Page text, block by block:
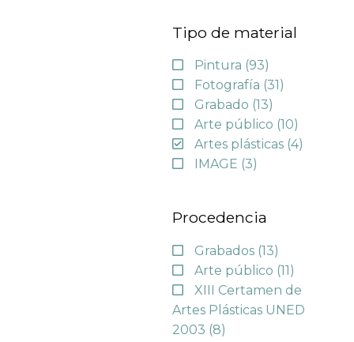
Tipo de material
Pintura (93)
Fotografía (31)
Grabado (13)
Arte público (10)
Artes plásticas (4)
IMAGE (3)
Procedencia
Grabados (13)
Arte público (11)
XIII Certamen de
Artes Plásticas UNED
2003 (8)